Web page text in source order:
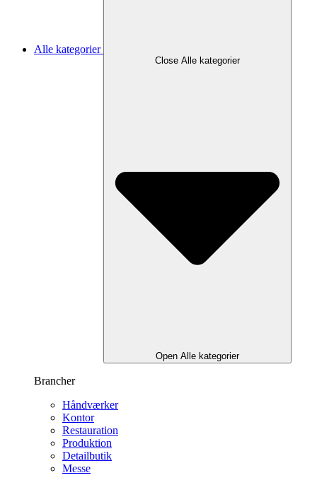
Alle kategorier
Close Alle kategorier
Open Alle kategorier
Brancher
Håndværker
Kontor
Restauration
Produktion
Detailbutik
Messe